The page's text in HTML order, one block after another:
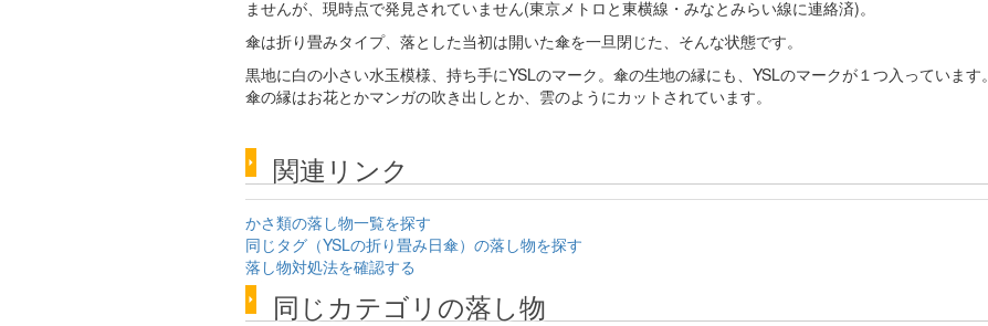
ませんが、現時点で発見されていません(東京メトロと東横線・みなとみらい線に連絡済)。
傘は折り畳みタイプ、落とした当初は開いた傘を一旦閉じた、そんな状態です。
黒地に白の小さい水玉模様、持ち手にYSLのマーク。傘の生地の縁にも、YSLのマークが１つ入っています。
傘の縁はお花とかマンガの吹き出しとか、雲のようにカットされています。
関連リンク
かさ類の落し物一覧を探す
同じタグ（YSLの折り畳み日傘）の落し物を探す
落し物対処法を確認する
同じカテゴリの落し物